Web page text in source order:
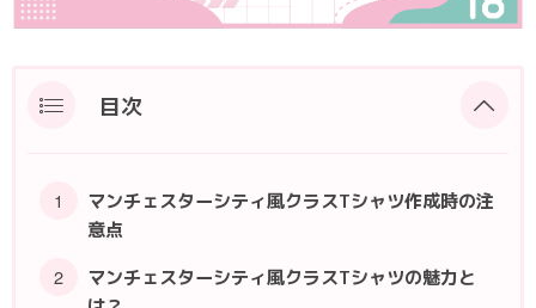
目次
マンチェスターシティ風クラスTシャツ作成時の注
意点
マンチェスターシティ風クラスTシャツの魅力と
ロンT・長袖
責任をもってお届けします
セルフプリント